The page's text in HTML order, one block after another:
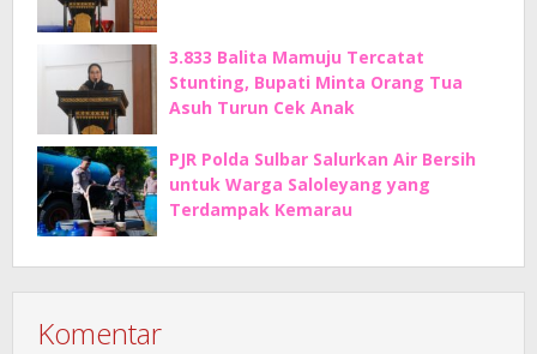
3.833 Balita Mamuju Tercatat
Stunting, Bupati Minta Orang Tua
Asuh Turun Cek Anak
PJR Polda Sulbar Salurkan Air Bersih
untuk Warga Saloleyang yang
Terdampak Kemarau
Komentar